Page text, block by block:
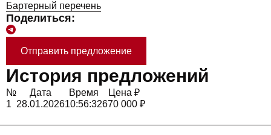
Бартерный перечень
Поделиться:
Отправить предложение
История предложений
№ Дата Время
Цена ₽
1 28.01.202610:56:32670 000 ₽